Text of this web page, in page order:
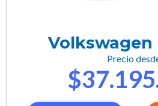
Volkswagen
Precio